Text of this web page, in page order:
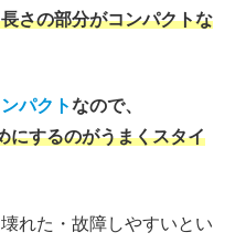
さの部分がコンパクトな
パクトなので、
にするのがうまくスタイ
れた・故障しやすいとい